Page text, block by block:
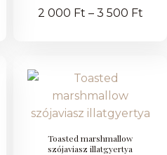
2 000 Ft – 3 500 Ft
Toasted marshmallow
szójaviasz illatgyertya